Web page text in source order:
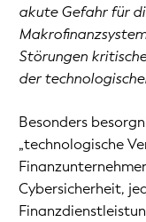
akute Gefahr für
Störungen
der
Besonders
„technologische
Cybersicherheit,